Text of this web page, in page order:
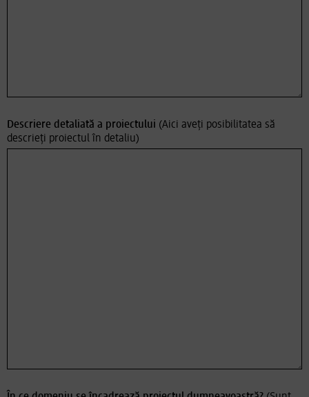
Descriere detaliată a proiectului (Aici aveți posibilitatea să
descrieți proiectul în detaliu)